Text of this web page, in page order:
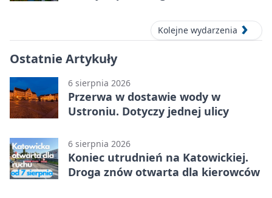
Kolejne wydarzenia
Ostatnie Artykuły
6 sierpnia 2026
Przerwa w dostawie wody w
Ustroniu. Dotyczy jednej ulicy
6 sierpnia 2026
Koniec utrudnień na Katowickiej.
Droga znów otwarta dla kierowców